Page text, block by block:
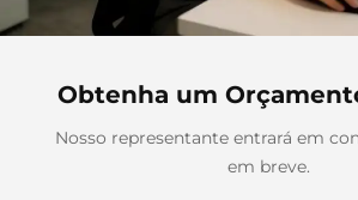
Obtenha um
Nosso representante entrará em
em breve.